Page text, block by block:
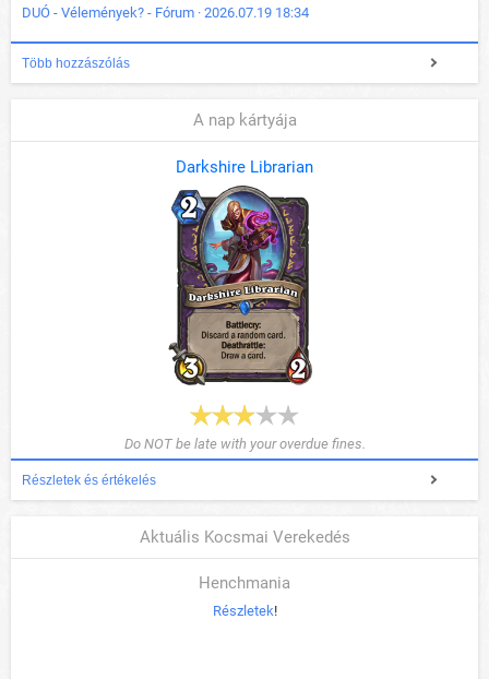
DUÓ - Vélemények? - Fórum · 2026.07.19 18:34
Több hozzászólás
A nap kártyája
Darkshire Librarian
Do NOT be late with your overdue fines.
Részletek és értékelés
Aktuális Kocsmai Verekedés
Henchmania
Részletek!